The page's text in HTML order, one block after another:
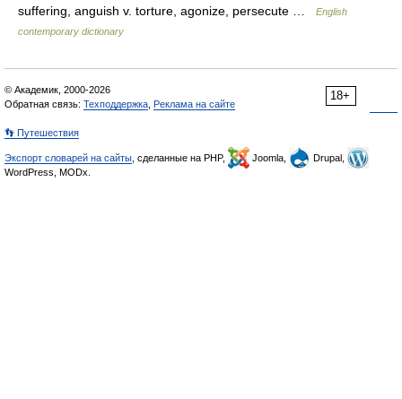
suffering, anguish v. torture, agonize, persecute …
English
contemporary dictionary
18+
© Академик, 2000-2026
Обратная связь: Техподдержка Реклама на сайте
👣 Путешествия
Экспорт словарей на сайты , сделанные на PHP, Joomla,
Drupal,
WordPress, MODx.